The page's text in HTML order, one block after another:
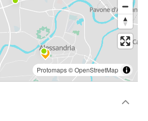
Protomaps©OpenStreetMap